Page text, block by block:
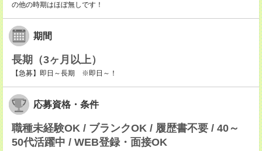
の他の時期はほぼ無しです！
期間
長期（3ヶ月以上）
【急募】即日～長期 ※即日～！
応募資格・条件
職種未経験OK / ブランクOK / 履歴書不要 / 40～
50代活躍中 / WEB登録・面接OK